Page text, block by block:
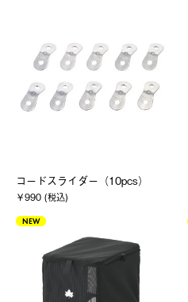
コードスライダー（10pcs）
￥990 (税込)
NEW